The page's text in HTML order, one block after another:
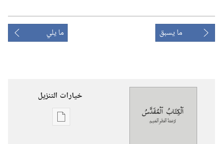
ما يسبق ما يلي
خيارات التنزيل
خيارات